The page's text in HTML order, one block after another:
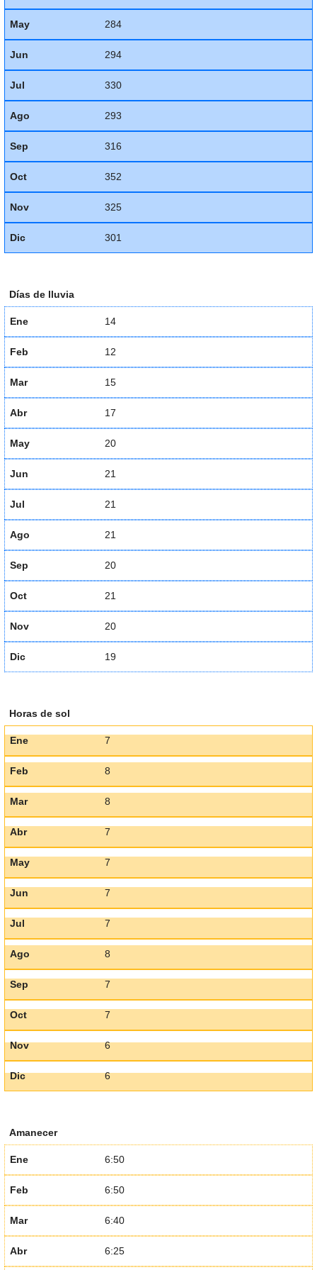
May 284
Jun 294
Jul 330
Ago 293
Sep 316
Oct 352
Nov 325
Dic 301
Días de lluvia
Ene 14
Feb 12
Mar 15
Abr 17
May 20
Jun 21
Jul 21
Ago 21
Sep 20
Oct 21
Nov 20
Dic 19
Horas de sol
Ene 7
Feb 8
Mar 8
Abr 7
May 7
Jun 7
Jul 7
Ago 8
Sep 7
Oct 7
Nov 6
Dic 6
Amanecer
Ene 6:50
Feb 6:50
Mar 6:40
Abr 6:25